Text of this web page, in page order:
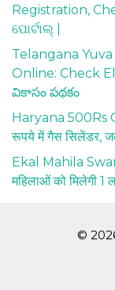
Registration,
ପୋର୍ଟାଲ୍ |
Telangana
Online: Check
వికాసం పథకం
Haryana 500Rs
रूपये में गैस सिलेंडर,
Ekal Mahila
महिलाओं को मिलेगी 1
©